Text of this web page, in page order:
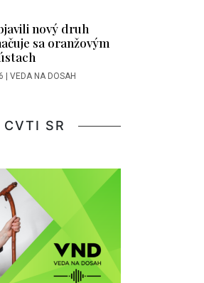
nový druh
sa oranžovým
| VEDA NA DOSAH
SR